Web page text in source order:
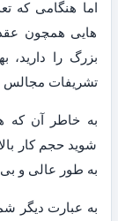
اما هنگامی که
هایی همچون
بزرگ را دارید،
تشریفات مجالس
به خاطر آن که
شوید حجم کار
به طور عالی و
به عبارت دیگر